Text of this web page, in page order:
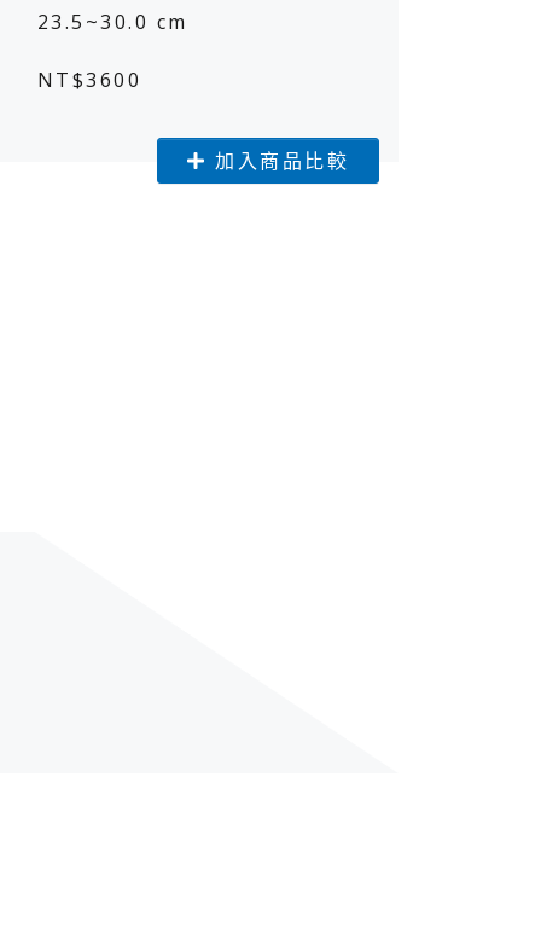
23.5~30.0 cm
NT$3600
加入商品比較